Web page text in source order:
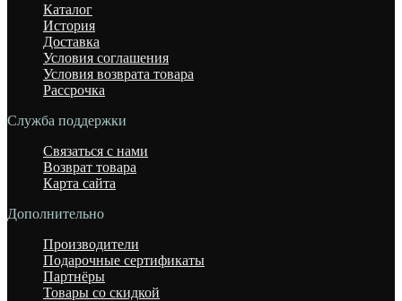
Каталог
История
Доставка
Условия соглашения
Условия возврата товара
Рассрочка
Служба поддержки
Связаться с нами
Возврат товара
Карта сайта
Дополнительно
Производители
Подарочные сертификаты
Партнёры
Товары со скидкой